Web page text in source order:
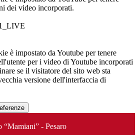
dei video incorporati.
è impostato da Youtube per tenere
per i video di Youtube incorporati
se il visitatore del sito web sta
versione dell'interfaccia di
“Mamiani” - Pesaro